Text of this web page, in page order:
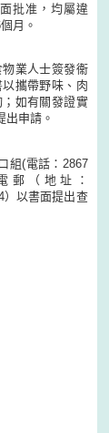
批准，均屬違
月。
業人士簽發衞
攜帶野味、肉
如有關發證實
出申請。
組(電話：2867
郵（地址：
）以書面提出查